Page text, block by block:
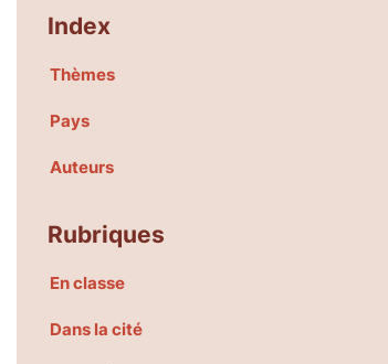
Index
Thèmes
Pays
Auteurs
Rubriques
En classe
Dans la cité